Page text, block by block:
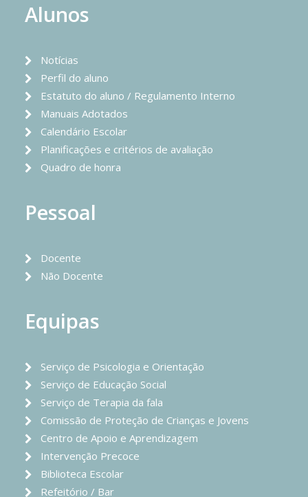
Alunos
Notícias
Perfil do aluno
Estatuto do aluno / Regulamento Interno
Manuais Adotados
Calendário Escolar
Planificações e critérios de avaliação
Quadro de honra
Pessoal
Docente
Não Docente
Equipas
Serviço de Psicologia e Orientação
Serviço de Educação Social
Serviço de Terapia da fala
Comissão de Proteção de Crianças e Jovens
Centro de Apoio e Aprendizagem
Intervenção Precoce
Biblioteca Escolar
Refeitório / Bar